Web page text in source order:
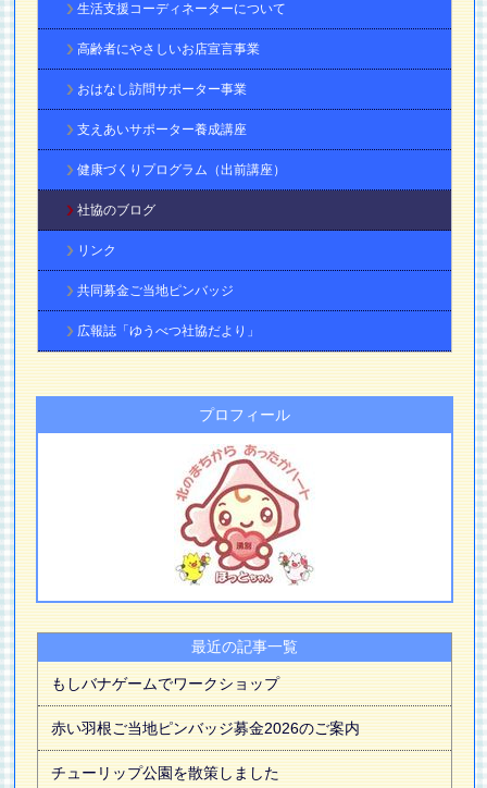
生活支援コーディネーターについて
高齢者にやさしいお店宣言事業
おはなし訪問サポーター事業
支えあいサポーター養成講座
健康づくりプログラム（出前講座）
社協のブログ
リンク
共同募金ご当地ピンバッジ
広報誌「ゆうべつ社協だより」
プロフィール
最近の記事一覧
もしバナゲームでワークショップ
赤い羽根ご当地ピンバッジ募金2026のご案内
チューリップ公園を散策しました